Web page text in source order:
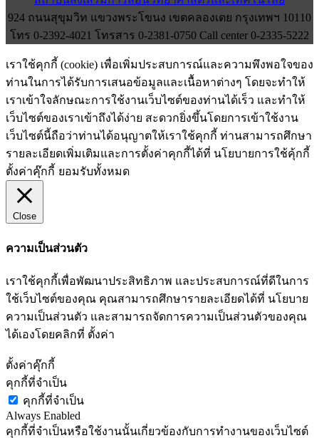
924 ถนนสุขุมวิท แขวงพระโขนง เขตคลองเตย กรุงเทพฯ 10110
โทร 0-2392-4021 โทรสาร 0-2381-0750 Call center 0-2335-5222
เราใช้คุกกี้ (cookie) เพื่อเพิ่มประสบการณ์และความพึงพอใจของ
ท่านในการได้รับการเสนอข้อมูลและเนื้อหาต่างๆ โดยจะทำให้
เราเข้าใจลักษณะการใช้งานเว็บไซต์ของท่านได้เร็ว และทำให้
เว็บไซต์ของเราเข้าถึงได้ง่าย สะดวกยิ่งขึ้นโดยการเข้าใช้งาน
เว็บไซต์นี้ถือว่าท่านได้อนุญาตให้เราใช้คุกกี้ ท่านสามารถศึกษา
รายละเอียดเพิ่มเติมและการตั้งค่าคุกกี้ได้ที่ นโยบายการใช้คุ้กกี้
ตั้งค่าคุ๊กกี้ ยอมรับทั้งหมด
Close
ความเป็นส่วนตัว
เราใช้คุกกี้เพื่อพัฒนาประสิทธิภาพ และประสบการณ์ที่ดีในการ
ใช้เว็บไซต์ของคุณ คุณสามารถศึกษารายละเอียดได้ที่ นโยบาย
ความเป็นส่วนตัว และสามารถจัดการความเป็นส่วนตัวของคุณ
ได้เองโดยคลิกที่ ตั้งค่า
ตั้งค่าคุ๊กกี้
คุกกี้ที่จำเป็น
คุกกี้ที่จำเป็น
Always Enabled
คุกกี้ที่จำเป็นหรือใช้งานนั้นเกี่ยวข้องกับการทำงานของเว็บไซต์